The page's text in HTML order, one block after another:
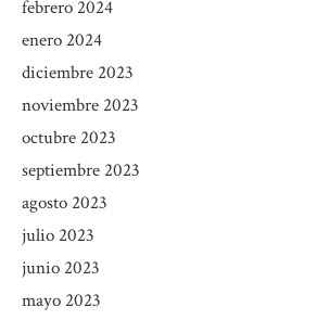
febrero 2024
enero 2024
diciembre 2023
noviembre 2023
octubre 2023
septiembre 2023
agosto 2023
julio 2023
junio 2023
mayo 2023